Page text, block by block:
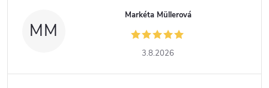
MM
Markéta Müllerová
3.8.2026